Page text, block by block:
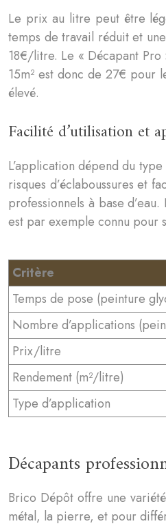
Le prix au litre peut être
temps de travail réduit et
18€/litre. Le « Décapant Pro
15m² est donc de 27€ pour
élevé.
Facilité d’utilisation et
L’application dépend du
risques d’éclaboussures et
professionnels à base
est par exemple connu pour
Critère
Temps de pose (peinture
Nombre d’applications
Prix/litre
Rendement (m²/litre)
Type d’application
Décapants
Brico Dépôt offre une
métal, la pierre, et pour